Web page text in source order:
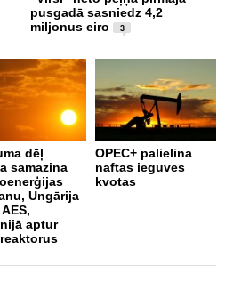
pusgadā sasniedz 4,2
miljonus eiro
3
dēļ
samazina
Ungārija
aptur
OPEC+ palielina
naftas ieguves
kvotas